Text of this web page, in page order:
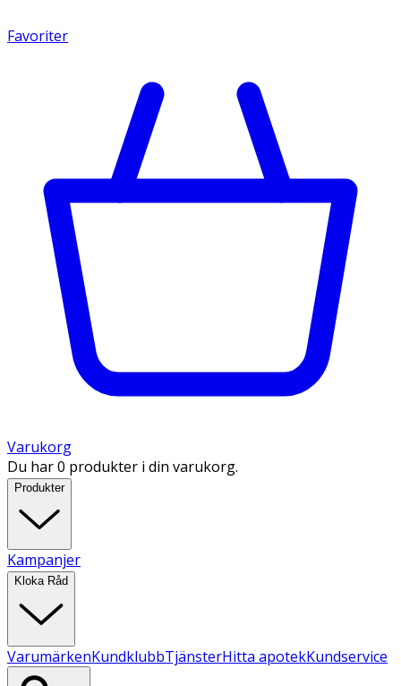
Favoriter
Varukorg
Du har 0 produkter i din varukorg.
Produkter
Kampanjer
Kloka Råd
VarumärkenKundklubbTjänsterHitta apotekKundservice